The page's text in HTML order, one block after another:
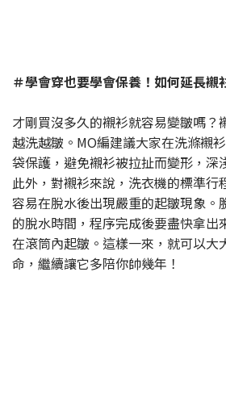
＃學會穿也要學會保養！如何延長襯
才剛買沒多久的襯衫就容易變皺嗎？
越洗越皺。MO編建議大家在洗滌襯
袋保護，避免襯衫被拉扯而變形，深
此外，對襯衫來說，洗衣機的標準行
容易在脫水後出現嚴重的起皺現象。
的脫水時間，程序完成後要盡快拿出
在滾筒內起皺。這樣一來，就可以大
命，繼續讓它多陪你帥幾年！